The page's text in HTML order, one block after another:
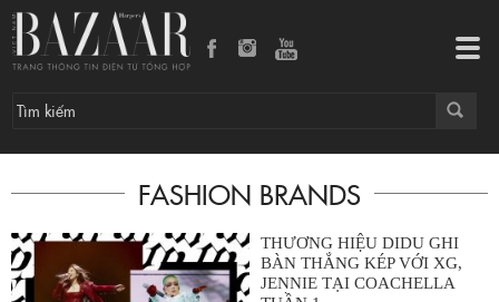
FASHION BRANDS
THƯƠNG HIỆU DIDU GHI
BÀN THẮNG KÉP VỚI XG,
JENNIE TẠI COACHELLA